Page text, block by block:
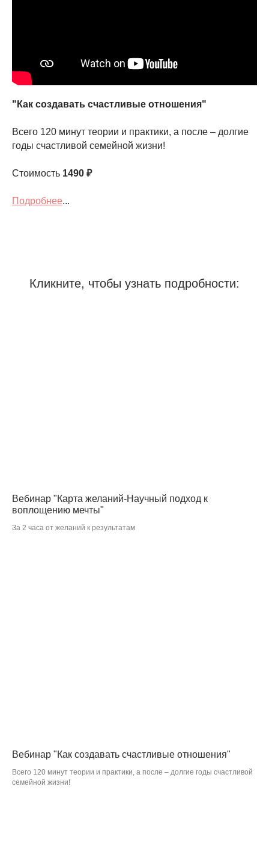
"Как создавать счастливые отношения"
Всего 120 минут теории и практики, а после – долгие
годы счастливой семейной жизни!
Стоимость 1490 ₽
Подробнее...
Кликните, чтобы узнать подробности:
Вебинар "Карта желаний-Научный подход к
воплощению мечты"
За 2 часа от желаний к результатам
Вебинар "Как создавать счастливые отношения"
Всего 120 минут теории и практики, а после – долгие годы счастливой
семейной жизни!